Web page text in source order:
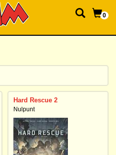
0
Hard Rescue 2
Nulpunt